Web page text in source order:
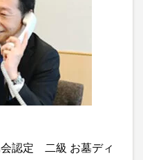
認定 二級 お墓ディ